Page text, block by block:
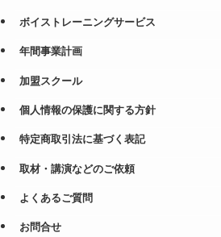
ボイストレーニングサービス
年間事業計画
加盟スクール
個人情報の保護に関する方針
特定商取引法に基づく表記
取材・講演などのご依頼
よくあるご質問
お問合せ